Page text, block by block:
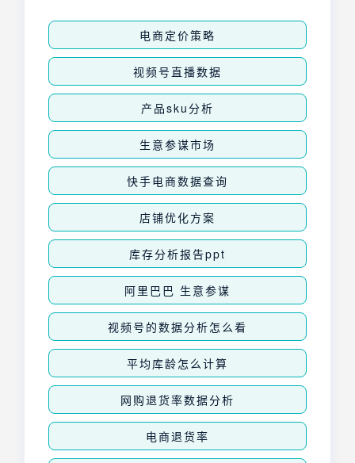
电商定价策略
视频号直播数据
产品sku分析
生意参谋市场
快手电商数据查询
店铺优化方案
库存分析报告ppt
阿里巴巴 生意参谋
视频号的数据分析怎么看
平均库龄怎么计算
网购退货率数据分析
电商退货率